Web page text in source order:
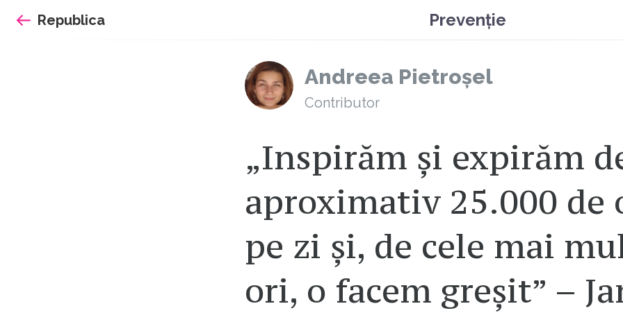
Republica Prevenție
Andreea Pietroșel
Contributor
„Inspirăm și expirăm
aproximativ 25.000 de
pe zi și, de cele mai
ori, o facem greșit” –